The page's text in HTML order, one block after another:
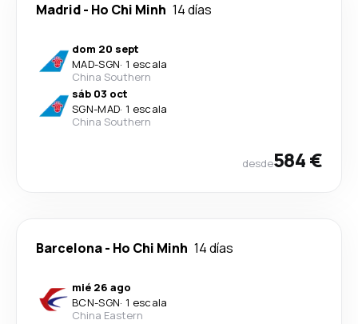
Madrid- Ho Chi Minh 14 días
dom 20 sept
MAD-SGN· 1 escala
China Southern
sáb 03 oct
SGN-MAD· 1 escala
China Southern
desde584 €
Barcelona- Ho Chi Minh 14 días
mié 26 ago
BCN-SGN· 1 escala
China Eastern